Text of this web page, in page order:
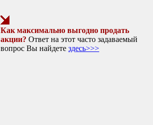
Как максимально выгодно продать
акции? Ответ на этот часто задаваемый
вопрос Вы найдете здесь>>>